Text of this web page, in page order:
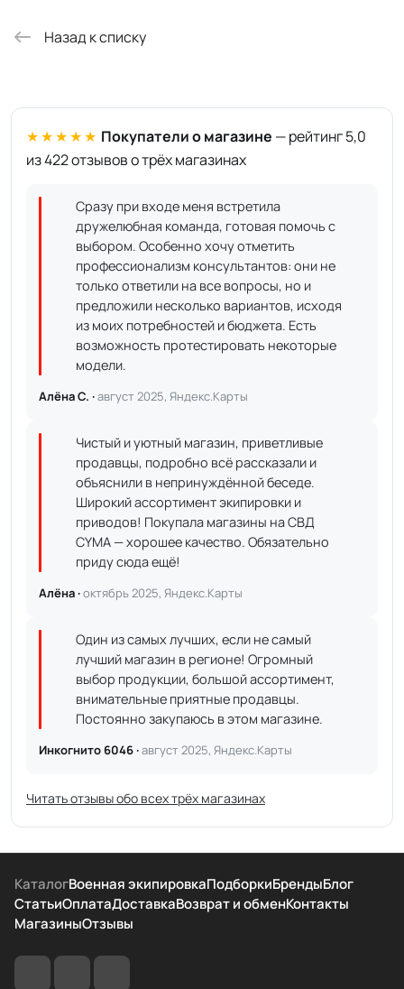
Назад к списку
★★★★★ Покупатели о магазине — рейтинг 5,0
из 422 отзывов о трёх магазинах
Сразу при входе меня встретила
дружелюбная команда, готовая помочь с
выбором. Особенно хочу отметить
профессионализм консультантов: они не
только ответили на все вопросы, но и
предложили несколько вариантов, исходя
из моих потребностей и бюджета. Есть
возможность протестировать некоторые
модели.
Алёна С. ·август 2025, Яндекс.Карты
Чистый и уютный магазин, приветливые
продавцы, подробно всё рассказали и
объяснили в непринуждённой беседе.
Широкий ассортимент экипировки и
приводов! Покупала магазины на СВД
CYMA — хорошее качество. Обязательно
приду сюда ещё!
Алёна ·октябрь 2025, Яндекс.Карты
Один из самых лучших, если не самый
лучший магазин в регионе! Огромный
выбор продукции, большой ассортимент,
внимательные приятные продавцы.
Постоянно закупаюсь в этом магазине.
Инкогнито 6046 ·август 2025, Яндекс.Карты
Читать отзывы обо всех трёх магазинах
КаталогВоенная экипировкаПодборкиБрендыБлог
СтатьиОплатаДоставкаВозврат и обменКонтакты
МагазиныОтзывы